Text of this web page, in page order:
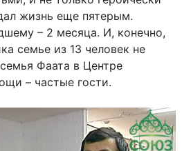
жизнь еще пятерым.
– 2 месяца. И, конечно,
семье из 13 человек не
Фаата в Центре
– частые гости.